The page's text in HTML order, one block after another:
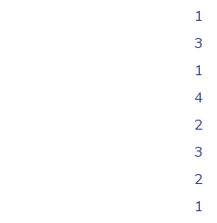
1
3
1
4
2
3
2
1